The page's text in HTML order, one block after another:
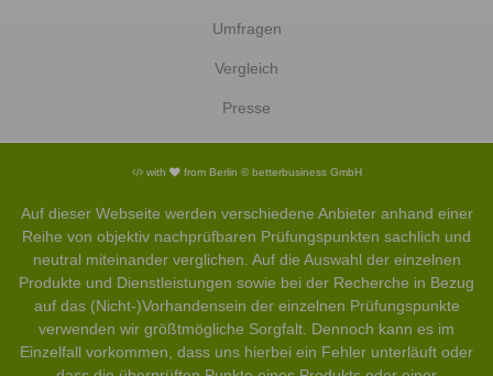
Umfragen
Vergleich
Presse
with from Berlin © betterbusiness GmbH
Auf dieser Webseite werden verschiedene Anbieter anhand einer
Reihe von objektiv nachprüfbaren Prüfungspunkten sachlich und
neutral miteinander verglichen. Auf die Auswahl der einzelnen
Produkte und Dienstleistungen sowie bei der Recherche in Bezug
auf das (Nicht-)Vorhandensein der einzelnen Prüfungspunkte
verwenden wir größtmögliche Sorgfalt. Dennoch kann es im
Einzelfall vorkommen, dass uns hierbei ein Fehler unterläuft oder